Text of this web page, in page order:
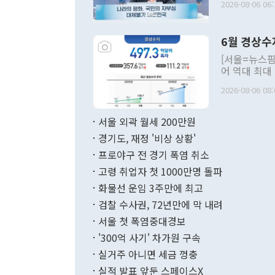
발언 중에는
주의적 희망
관의 대북
관 부처 장
관의 무리한
다. [정동영 통일부 장관이 지난달 23일 오후 서울 종로구 정부서울청사에
무너졌다고
함께 4자 대
2026-08-06
6월 경상
[서울=뉴스
어 역대 최
료=한국은행] 한국은행이 6일 발표한 '2026년 6월 국제수지(잠정)'
며 월간 기
196.9% 급
수출은
2026-08-06
서울 외곽 월세 200만원
경기도, 재정 '비상 상황'
프로야구 전 경기 폭염 취소
고령 취업자 첫 1000만명 돌파
화물선 운임 3주만에 최고
검찰 수사권, 72년만에 막 내려
서울 첫 폭염중대경보
'300억 사기' 차가원 구속
실거주 아니면 세금 껑충
실적 발표 앞둔 스페이스X